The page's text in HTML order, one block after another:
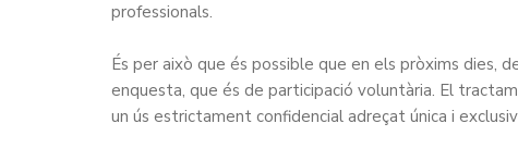
professionals.
És per això que és possible que en els pròxims dies,
enquesta, que és de participació voluntària. El
un ús estrictament confidencial adreçat única i